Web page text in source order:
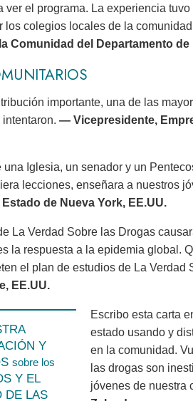
ver el programa. La experiencia
los colegios locales de la
Comunidad del Departamento de
importante, una de las
— Vicepresidente,
una Iglesia, un senador y un
lecciones, enseñara a nuestros
de Nueva York, EE.UU.
La Verdad Sobre las Drogas
la respuesta a la epidemia global.
el plan de estudios de La Verdad
EE.UU.
Y
sobre los
Y EL
DE LAS
Escribo esta carta
estado usando y
en la comunidad.
las drogas son
jóvenes de nuestra